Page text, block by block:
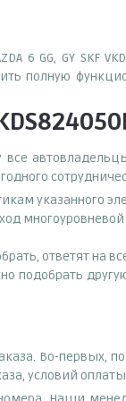
6 GG, GY SKF
полную
все
указанного
ответят на
подобрать
Во-первых,
условий